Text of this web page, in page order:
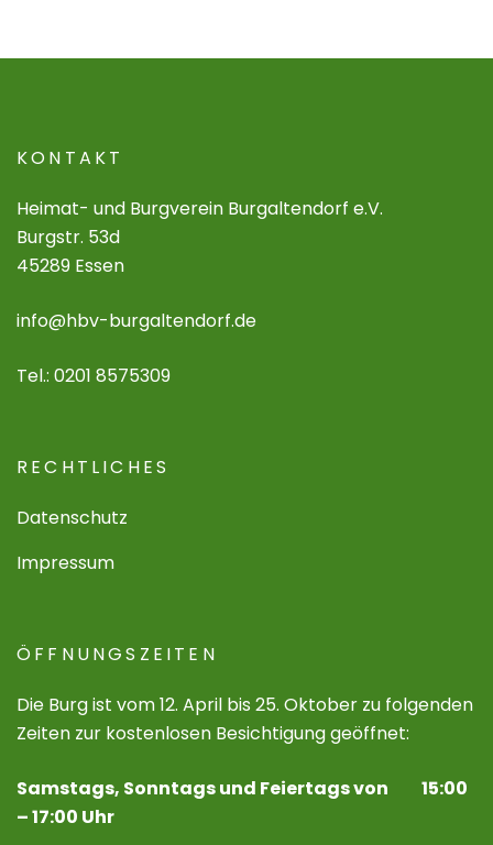
KONTAKT
Heimat- und Burgverein Burgaltendorf e.V.
Burgstr. 53d
45289 Essen
info@hbv-burgaltendorf.de
Tel.: 0201 8575309
RECHTLICHES
Datenschutz
Impressum
ÖFFNUNGSZEITEN
Die Burg ist vom 12. April bis 25. Oktober zu folgenden
Zeiten zur kostenlosen Besichtigung geöffnet:
Samstags, Sonntags und Feiertags von 15:00
– 17:00 Uhr